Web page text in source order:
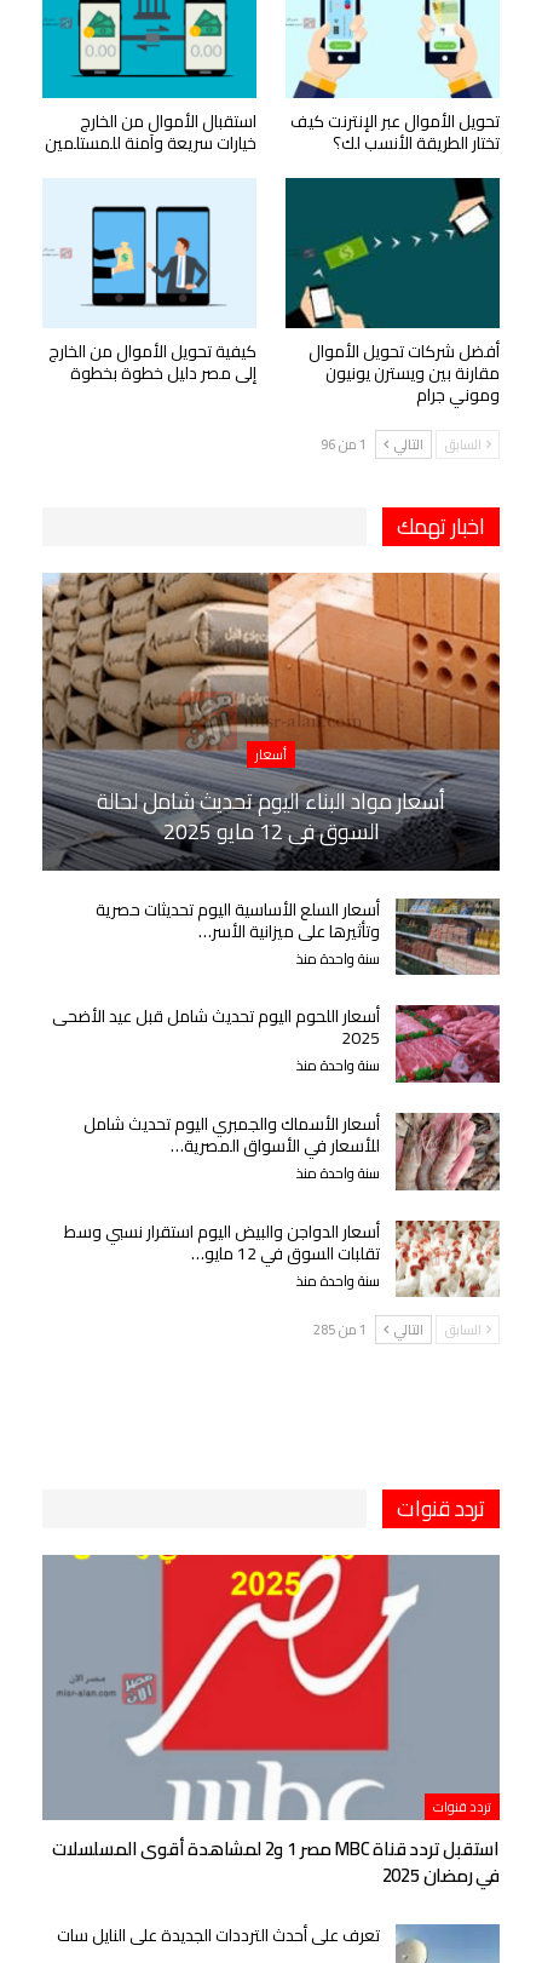
تحويل الأموال عبر الإنترنت كيف
تختار الطريقة الأنسب لك؟
استقبال الأموال من الخارج
خيارات سريعة وآمنة للمستلمين
أفضل شركات تحويل الأموال
مقارنة بين ويسترن يونيون
وموني جرام
كيفية تحويل الأموال من الخارج
إلى مصر دليل خطوة بخطوة
السابق التالي 1 من 96
اخبار تهمك
أسعار
أسعار مواد البناء اليوم تحديث شامل لحالة
السوق في 12 مايو 2025
أسعار السلع الأساسية اليوم تحديثات حصرية
وتأثيرها على ميزانية الأسر…
سنة واحدة منذ
أسعار اللحوم اليوم تحديث شامل قبل عيد الأضحى
2025
سنة واحدة منذ
أسعار الأسماك والجمبري اليوم تحديث شامل
للأسعار في الأسواق المصرية…
سنة واحدة منذ
أسعار الدواجن والبيض اليوم استقرار نسبي وسط
تقلبات السوق في 12 مايو…
سنة واحدة منذ
السابق التالي 1 من 285
تردد قنوات
تردد قنوات
استقبل تردد قناة MBC مصر 1 و2 لمشاهدة أقوى المسلسلات
في رمضان 2025
تعرف على أحدث الترددات الجديدة على النايل سات